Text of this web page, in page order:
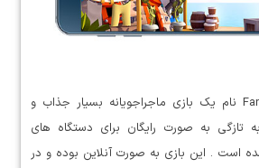
Fantasy Island Sim نام یک بازی ماجراجویانه بسیار جذاب و
تازگی به صورت رایگان برای دستگاه های
است . این بازی به صورت آنلاین بوده و در